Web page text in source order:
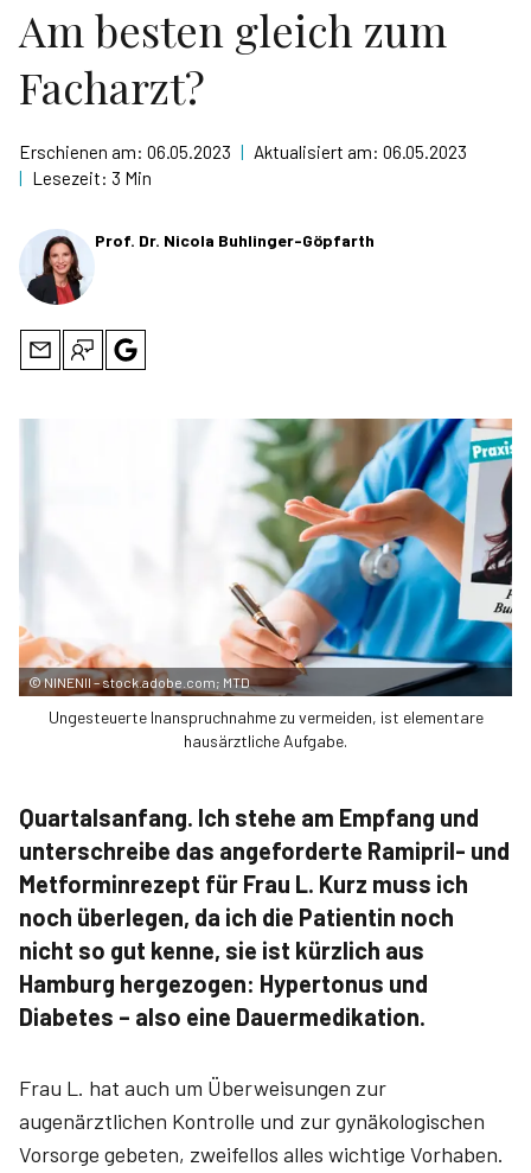
Am besten gleich zum
Facharzt?
Erschienen am: 06.05.2023 | Aktualisiert am: 06.05.2023
| Lesezeit: 3 Min
Prof. Dr. Nicola Buhlinger-Göpfarth
©NINENII – stock.adobe.com; MTD
Ungesteuerte Inanspruchnahme zu vermeiden, ist elementare
hausärztliche Aufgabe.
Quartalsanfang. Ich stehe am Empfang und
unterschreibe das angeforderte Ramipril- und
Metforminrezept für Frau L. Kurz muss ich
noch überlegen, da ich die Patientin noch
nicht so gut kenne, sie ist kürzlich aus
Hamburg hergezogen: Hypertonus und
Diabetes – also eine Dauermedikation.
Frau L. hat auch um Überweisungen zur
augenärztlichen Kontrolle und zur gynäkologischen
Vorsorge gebeten, zweifellos alles wichtige Vorhaben.